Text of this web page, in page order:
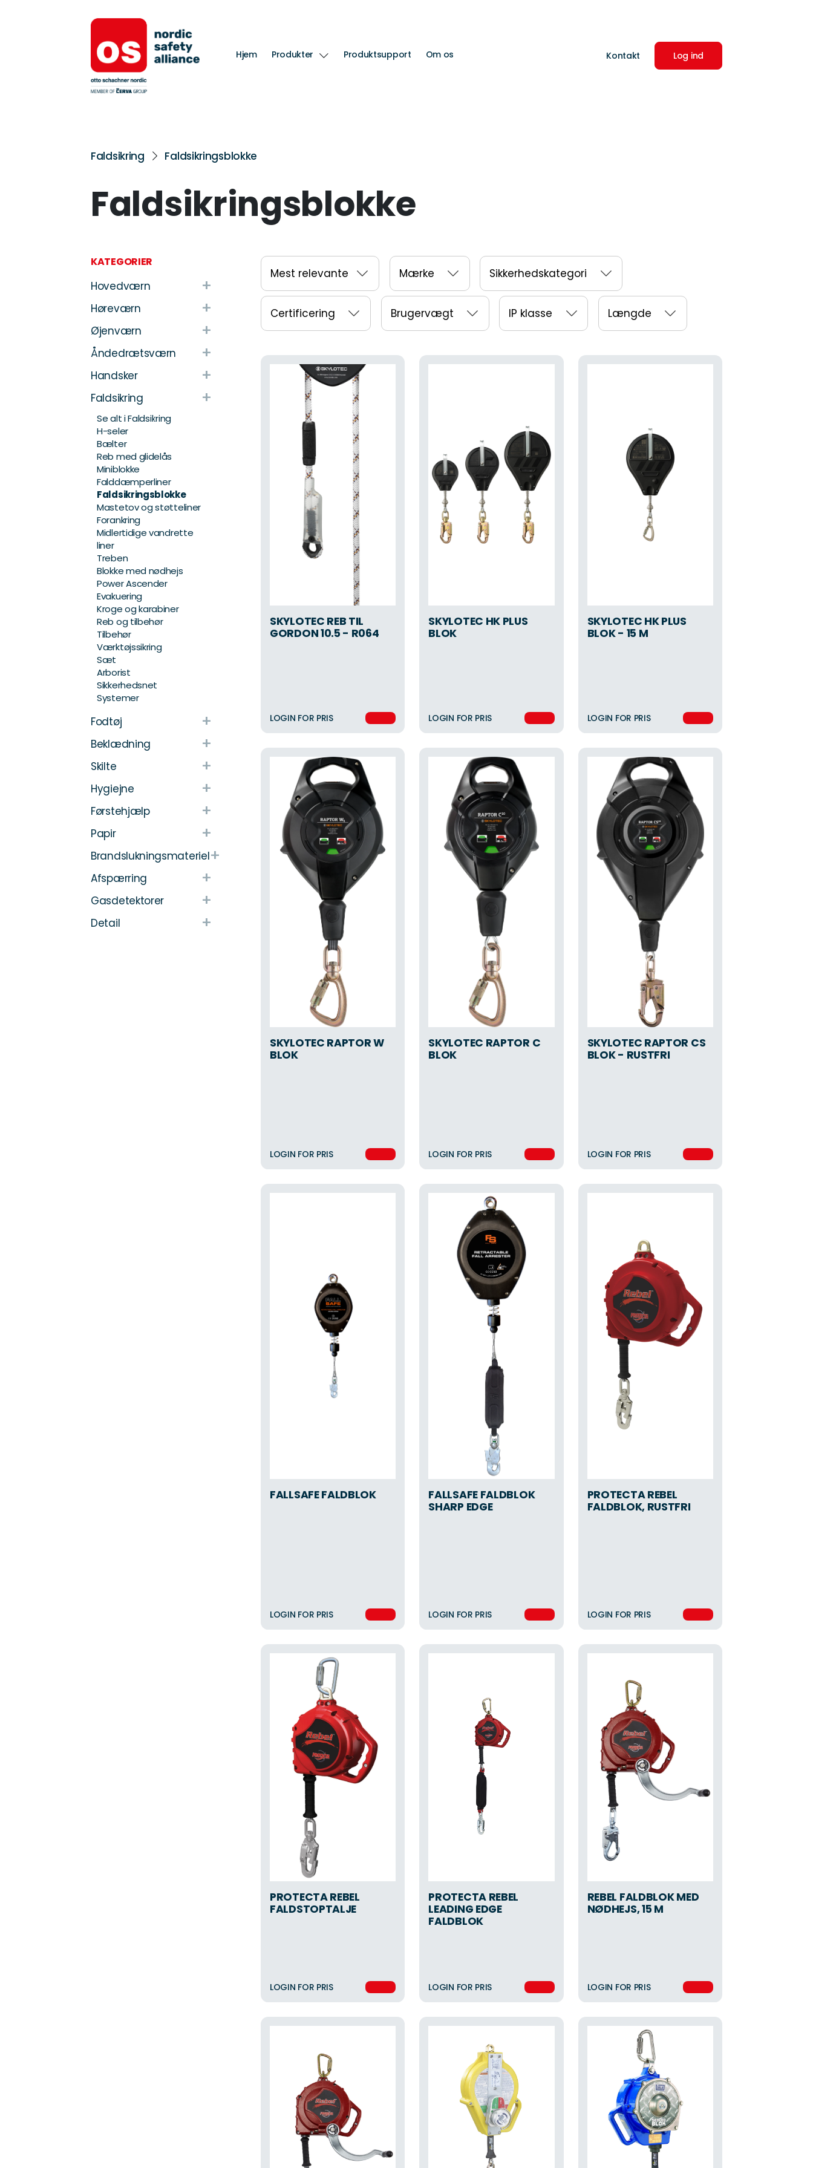
Hjem Produkter Produktsupport Om os Kontakt Log ind
Faldsikring Faldsikringsblokke
Faldsikringsblokke
KATEGORIER
Hovedværn +
Høreværn +
Øjenværn +
Åndedrætsværn +
Handsker +
Faldsikring +
Se alt i Faldsikring
H-seler
Bælter
Reb med glidelås
Miniblokke
Falddæmperliner
Faldsikringsblokke
Mastetov og støtteliner
Forankring
Midlertidige vandrette
liner
Treben
Blokke med nødhejs
Power Ascender
Evakuering
Kroge og karabiner
Reb og tilbehør
Tilbehør
Værktøjssikring
Sæt
Arborist
Sikkerhedsnet
Systemer
Fodtøj +
Beklædning +
Skilte +
Hygiejne +
Førstehjælp +
Papir +
Brandslukningsmateriel+
Afspærring +
Gasdetektorer +
Detail +
Mest relevante Mærke Sikkerhedskategori
Certificering Brugervægt IP klasse Længde
SKYLOTEC REB TIL
GORDON 10.5 - R064
LOGIN FOR PRIS
SKYLOTEC HK PLUS
BLOK
LOGIN FOR PRIS
SKYLOTEC HK PLUS
BLOK - 15 M
LOGIN FOR PRIS
SKYLOTEC RAPTOR W
BLOK
LOGIN FOR PRIS
SKYLOTEC RAPTOR C
BLOK
LOGIN FOR PRIS
SKYLOTEC RAPTOR CS
BLOK - RUSTFRI
LOGIN FOR PRIS
FALLSAFE FALDBLOK
LOGIN FOR PRIS
FALLSAFE FALDBLOK
SHARP EDGE
LOGIN FOR PRIS
PROTECTA REBEL
FALDBLOK, RUSTFRI
LOGIN FOR PRIS
PROTECTA REBEL
FALDSTOPTALJE
LOGIN FOR PRIS
PROTECTA REBEL
LEADING EDGE
FALDBLOK
LOGIN FOR PRIS
REBEL FALDBLOK MED
NØDHEJS, 15 M
LOGIN FOR PRIS